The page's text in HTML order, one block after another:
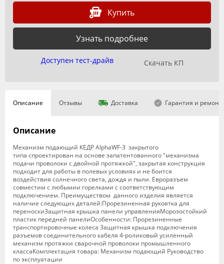
Купить
Узнать подробнее
Доступен тест-драйв Скачать КП
Описание Отзывы Доставка Гарантия и ремонт
Описание
Механизм подающий КЕДР AlphaWF-3 закрытого
типа спроектирован на основе запатентованного "механизма
подачи проволоки с двойной протяжкой", закрытая конструкция
подходит для работы в полевых условиях и не боится
воздействия солнечного света, дождя и пыли. Евроразъем
совместим с любымии горелками с соответствующим
подключением. Преимуществом данного изделия является
наличие следующих деталей:Прорезиненная рукоятка для
переноскиЗащитная крышка панели управленияМорозостойкий
пластик передней панелиОсобенности: Прорезиненные
транспортировочные колеса Защитная крышка подключения
разъемов соединительного кабеля 4-роликовый усиленный
механизм протяжки сварочной проволоки промышленного
классаКомплектация товара: Механизм подающий Руководство
по эксплуатации